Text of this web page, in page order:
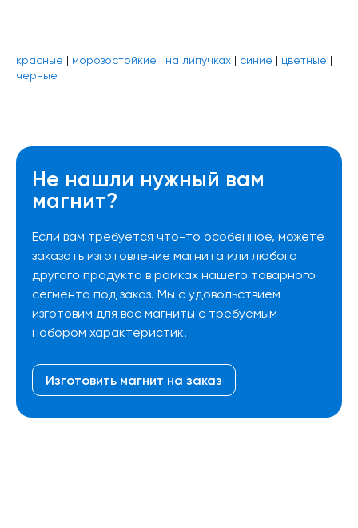
красные | морозостойкие | на липучках | синие | цветные |
черные
Не нашли нужный вам
магнит?
Если вам требуется что-то особенное, можете
заказать изготовление магнита или любого
другого продукта в рамках нашего товарного
сегмента под заказ. Мы с удовольствием
изготовим для вас магниты с требуемым
набором характеристик.
Изготовить магнит на заказ